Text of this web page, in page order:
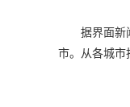
据界面新
市。从各城市